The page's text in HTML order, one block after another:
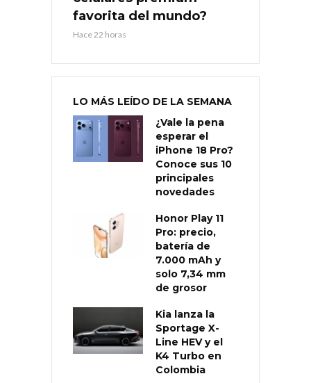
favorita del mundo?
Hace 22 horas
LO MÁS LEÍDO DE LA SEMANA
¿Vale la pena
esperar el
iPhone 18 Pro?
Conoce sus 10
principales
novedades
Honor Play 11
Pro: precio,
batería de
7.000 mAh y
solo 7,34 mm
de grosor
Kia lanza la
Sportage X-
Line HEV y el
K4 Turbo en
Colombia